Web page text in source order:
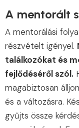
A mentorált
A mentorálási
részvételt igényel.
találkozókat és
fejlődéséről szól.
magabiztosan
és a változásra.
gyűjts össze